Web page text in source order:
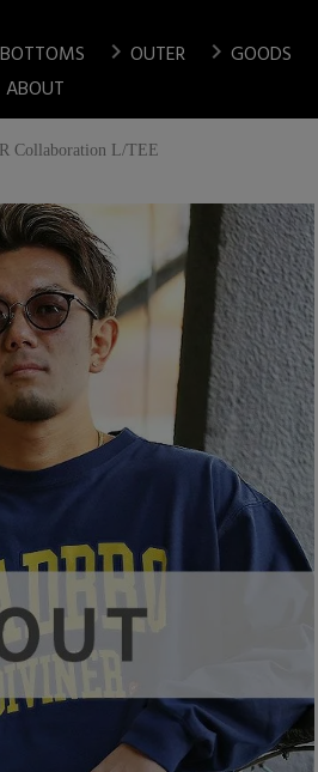
BOTTOMS chevron_right OUTER chevron_right GOODS
ABOUT
Collaboration L/TEE